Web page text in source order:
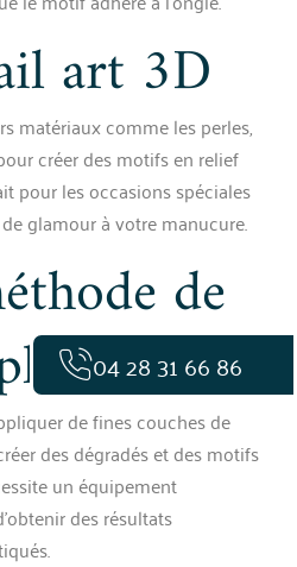
art 3D
matériaux comme les perles,
créer des motifs en relief
pour les occasions spéciales
glamour à votre manucure.
de
de fines couches de
des dégradés et des motifs
un équipement
des résultats
04 28 31 66 86